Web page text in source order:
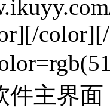
件主界